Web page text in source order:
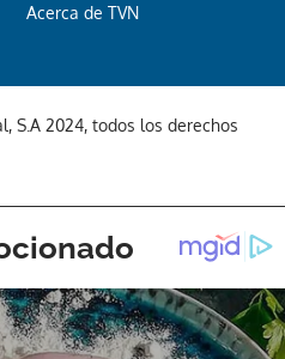
Acerca de TVN
S.A 2024, todos los derechos